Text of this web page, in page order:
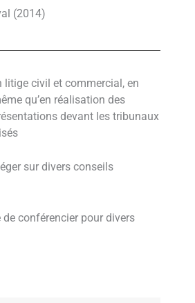
(2014)
litige civil et commercial, en
qu’en réalisation des
devant les tribunaux
sur divers conseils
conférencier pour divers